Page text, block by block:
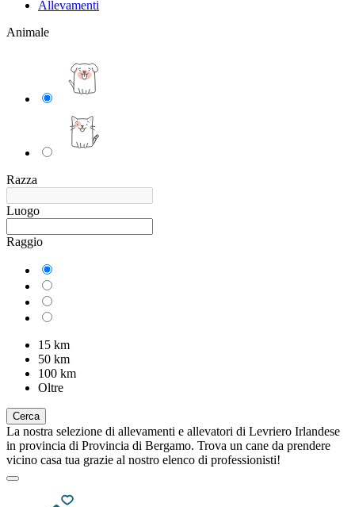
Allevamenti
Animale
Razza
Luogo
Raggio
15 km
50 km
100 km
Oltre
Cerca
La nostra selezione di allevamenti e allevatori di Levriero Irlandese
in provincia di Provincia di Bergamo. Trova un cane da prendere
vicino casa tua grazie al nostro elenco di professionisti!